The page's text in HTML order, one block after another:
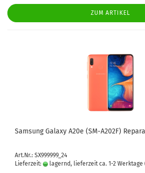
ZUM ARTIKEL
Sam­sung Ga­la­xy A20e (SM-​A202F)
Art.Nr.: SX999999_24
Lieferzeit:
lagernd, lieferzeit ca. 1-2 Werktage